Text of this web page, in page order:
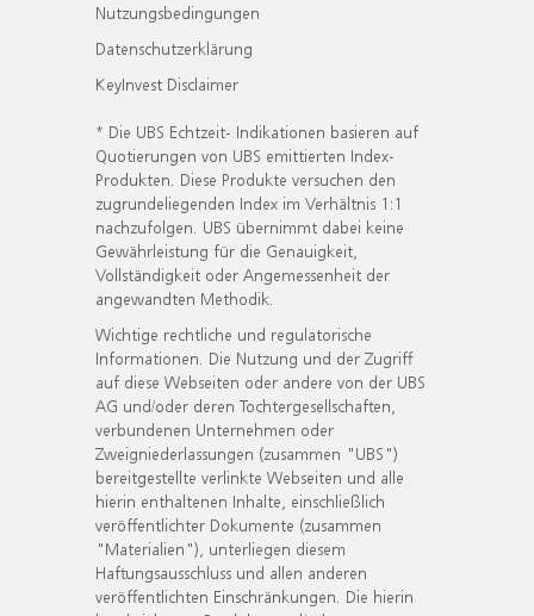
Nutzungsbedingungen
Datenschutzerklärung
KeyInvest Disclaimer
* Die UBS Echtzeit- Indikationen basieren auf
Quotierungen von UBS emittierten Index-
Produkten. Diese Produkte versuchen den
zugrundeliegenden Index im Verhältnis 1:1
nachzufolgen. UBS übernimmt dabei keine
Gewährleistung für die Genauigkeit,
Vollständigkeit oder Angemessenheit der
angewandten Methodik.
Wichtige rechtliche und regulatorische
Informationen. Die Nutzung und der Zugriff
auf diese Webseiten oder andere von der UBS
AG und/oder deren Tochtergesellschaften,
verbundenen Unternehmen oder
Zweigniederlassungen (zusammen "UBS")
bereitgestellte verlinkte Webseiten und alle
hierin enthaltenen Inhalte, einschließlich
veröffentlichter Dokumente (zusammen
"Materialien"), unterliegen diesem
Haftungsausschluss und allen anderen
veröffentlichten Einschränkungen. Die hierin